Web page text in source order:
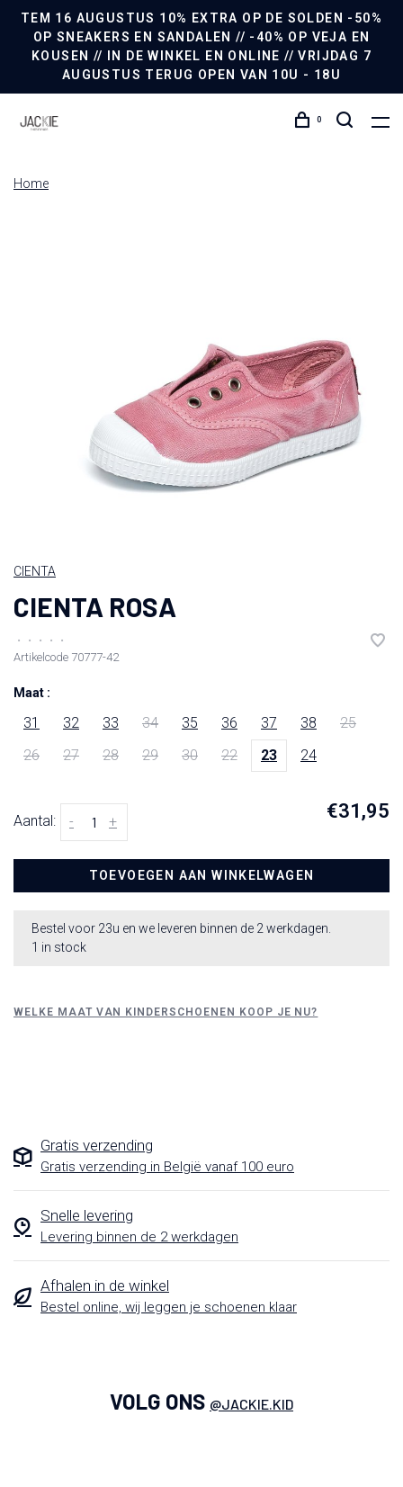
TEM 16 AUGUSTUS 10% EXTRA OP DE SOLDEN -50%
OP SNEAKERS EN SANDALEN // -40% OP VEJA EN
KOUSEN // IN DE WINKEL EN ONLINE // VRIJDAG 7
AUGUSTUS TERUG OPEN VAN 10U - 18U
0
Home
CIENTA
CIENTA ROSA
• • • •
•
Artikelcode 70777-42
Maat :
31 32 33 34 35 36 37 38
25
26
27 28 29 30 22 23 24
Aantal: +
- €31,95
TOEVOEGEN AAN WINKELWAGEN
Bestel voor 23u en we leveren binnen de 2 werkdagen.
1 in stock
WELKE MAAT VAN KINDERSCHOENEN KOOP JE NU?
Gratis verzending
Gratis verzending in België vanaf 100 euro
Snelle levering
Levering binnen de 2 werkdagen
Afhalen in de winkel
Bestel online, wij leggen je schoenen klaar
VOLG ONS @JACKIE.KID